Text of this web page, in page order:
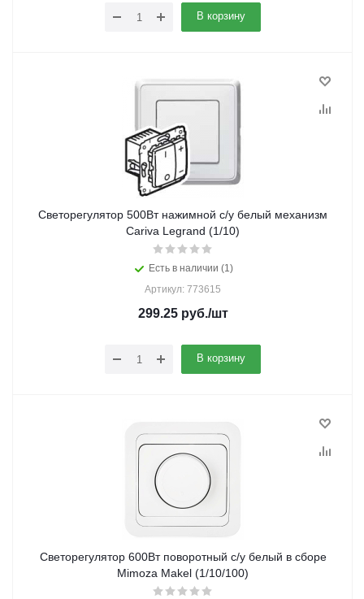
В корзину
Светорегулятор 500Вт нажимной с/у белый механизм
Cariva Legrand (1/10)
Есть в наличии (1)
Артикул: 773615
299.25руб./шт
В корзину
Светорегулятор 600Вт поворотный с/у белый в сборе
Mimoza Makel (1/10/100)